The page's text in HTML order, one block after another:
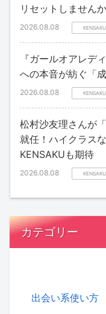
リセットしません
2026.08.08
『ガールオアレデ
への本音が紡ぐ「
2026.08.08
松村沙友理さんが
就任！ハイクラス
KENSAKUも期待
2026.08.08
カテゴリー
出会い系使い方